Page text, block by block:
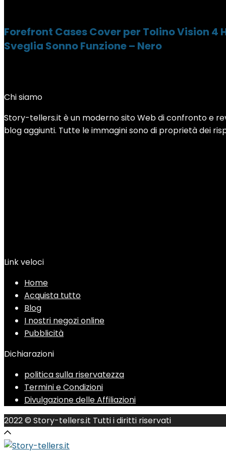
Forefront Cases Cover per Tolino Vision 4
Sveglia Sonno Funzione – Nero
Chi siamo
Story-tellers.it è un moderno sito Web di confronto e
blog aggiunti. Tutte le immagini sono di proprietà dei
Link veloci
Home
Acquista tutto
Blog
I nostri negozi online
Pubblicità
Dichiarazioni
politica sulla riservatezza
Termini e Condizioni
Divulgazione delle Affiliazioni
2022 © Story-tellers.it Tutti i diritti riservati